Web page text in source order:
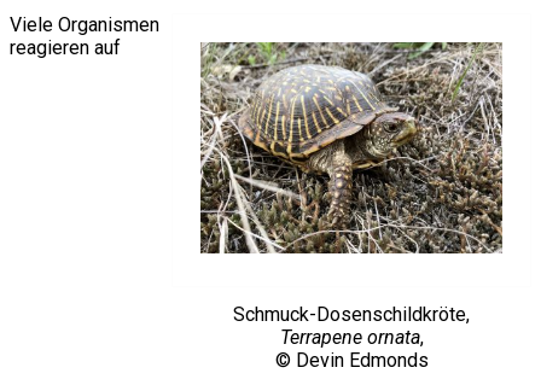
Schmuck-Dosenschildkröte,
Terrapene ornata,
© Devin Edmonds
Viele Organismen
reagieren auf